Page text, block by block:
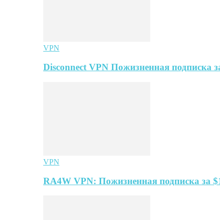
VPN
Disconnect VPN Пожизненная подписка
VPN
RA4W VPN: Пожизненная подписка за